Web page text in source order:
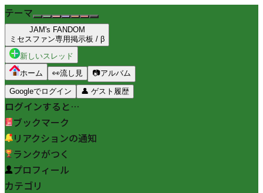
テーマ
JAM's FANDOM
ミセスファン専用掲示板 / β
新しいスレッド
ホーム
👀流し見 📷アルバム
Googleでログイン 👤 ゲスト履歴
ログインすると…
ブックマーク
リアクションの通知
ランクがつく
プロフィール
カテゴリ